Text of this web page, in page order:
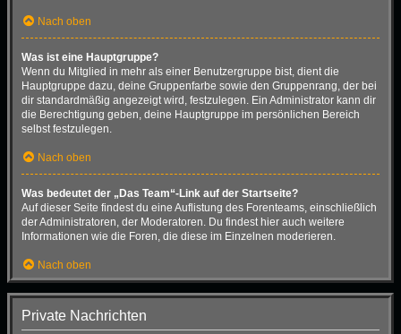
Nach oben
Was ist eine Hauptgruppe?
Wenn du Mitglied in mehr als einer Benutzergruppe bist, dient die
Hauptgruppe dazu, deine Gruppenfarbe sowie den Gruppenrang, der bei
dir standardmäßig angezeigt wird, festzulegen. Ein Administrator kann dir
die Berechtigung geben, deine Hauptgruppe im persönlichen Bereich
selbst festzulegen.
Nach oben
Was bedeutet der „Das Team“-Link auf der Startseite?
Auf dieser Seite findest du eine Auflistung des Forenteams, einschließlich
der Administratoren, der Moderatoren. Du findest hier auch weitere
Informationen wie die Foren, die diese im Einzelnen moderieren.
Nach oben
Private Nachrichten